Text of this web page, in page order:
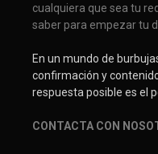
cualquiera que sea tu
saber para empezar tu
En un mundo de
confirmación y
respuesta posible es el
CONTACTA CON